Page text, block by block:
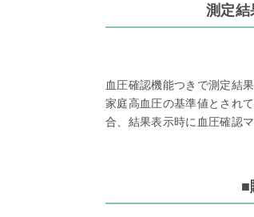
測定結
血圧確認機能つきで測定結
家庭高血圧の基準値とされ
合、結果表示時に血圧確認
■